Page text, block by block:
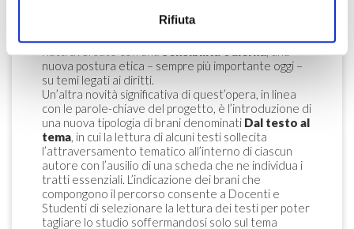
Rifiuta
alla luce dei nuovi studi sulle questioni di
riattraversato con unasensibilità odierna, una
nuova postura etica – sempre più importante oggi –
su temi legati ai diritti.
Un’altra novità significativa di quest’opera, in linea
con le parole-chiave del progetto, è l’introduzione di
una nuova tipologia di brani denominati Dal testo al
tema, in cui la lettura di alcuni testi sollecita
l’attraversamento tematico all’interno di ciascun
autore con l’ausilio di una scheda che ne individua i
tratti essenziali. L’indicazione dei brani che
compongono il percorso consente a Docenti e
Studenti di selezionare la lettura dei testi per poter
tagliare lo studio soffermandosi solo sul tema